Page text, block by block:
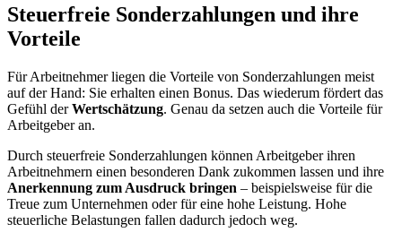
Steuerfreie Sonderzahlungen und ihre
Vorteile
Für Arbeitnehmer liegen die Vorteile von Sonderzahlungen meist
auf der Hand: Sie erhalten einen Bonus. Das wiederum fördert das
Gefühl derWertschätzung. Genau da setzen auch die Vorteile für
Arbeitgeber an.
Durch steuerfreie Sonderzahlungen können Arbeitgeber ihren
Arbeitnehmern einen besonderen Dank zukommen lassen und ihre
Anerkennung zum Ausdruck bringen – beispielsweise für die
Treue zum Unternehmen oder für eine hohe Leistung. Hohe
steuerliche Belastungen fallen dadurch jedoch weg.